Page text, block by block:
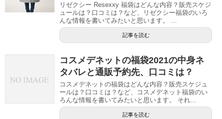
リゼクシー Resexxy 福袋はどんな内容？販売スケジ
ュールは？口コミは？など、リゼクシー福袋のいろ
んな情報を書いてみたいと思います。 ...
記事を読む
コスメデネットの福袋2021の中身ネ
タバレと通販予約先、口コミは？
コスメデネットの福袋はどんな内容？販売スケジュ
ールは？口コミは？など、コスメデネット福袋のい
ろんな情報を書いてみたいと思います。 それ...
記事を読む